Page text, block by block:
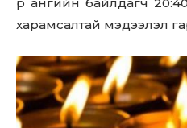
харамсалтай мэдээлэл